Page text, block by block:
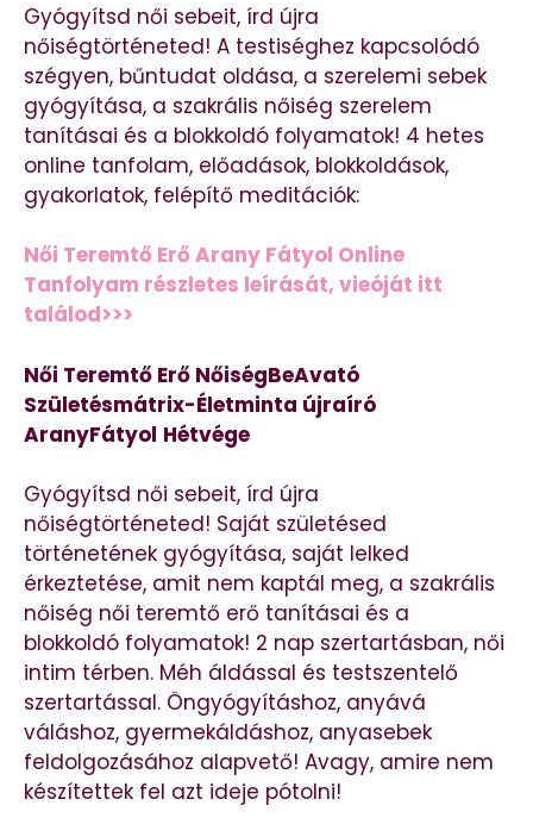
Gyógyítsd női sebeit, írd újra
nőiségtörténeted! A testiséghez kapcsolódó
szégyen, bűntudat oldása, a szerelemi sebek
gyógyítása, a szakrális nőiség szerelem
tanításai és a blokkoldó folyamatok! 4 hetes
online tanfolam, előadások, blokkoldások,
gyakorlatok, felépítő meditációk:
Női Teremtő Erő Arany Fátyol Online
Tanfolyam részletes leírását, vieóját itt
találod>>>
Női Teremtő Erő NőiségBeAvató
Születésmátrix-Életminta újraíró
AranyFátyol Hétvége
Gyógyítsd női sebeit, írd újra
nőiségtörténeted! Saját születésed
történetének gyógyítása, saját lelked
érkeztetése, amit nem kaptál meg, a szakrális
nőiség női teremtő erő tanításai és a
blokkoldó folyamatok! 2 nap szertartásban, női
intim térben. Méh áldással és testszentelő
szertartással. Öngyógyításhoz, anyává
váláshoz, gyermekáldáshoz, anyasebek
feldolgozásához alapvető! Avagy, amire nem
készítettek fel azt ideje pótolni!